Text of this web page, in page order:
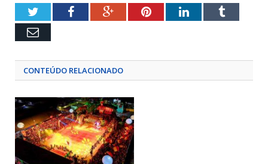
TwitterFacebookGoogle+PinterestLinkedInTumblr
Email
CONTEÚDO RELACIONADO